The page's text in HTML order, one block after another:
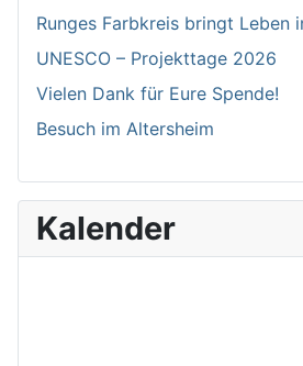
Runges Farbkreis bringt Leben
UNESCO – Projekttage 2026
Vielen Dank für Eure Spende!
Besuch im Altersheim
Kalender